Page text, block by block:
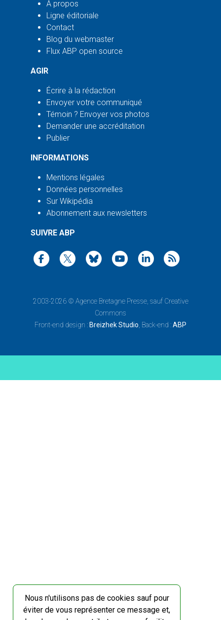
Nous n'utilisons pas de cookies sauf pour
éviter de vous représenter ce message et,
À propos
Ligne éditoriale
Contact
Blog du webmaster
Flux ABP open source
AGIR
Écrire à la rédaction
Envoyer votre communiqué
Témoin ? Envoyer vos photos
Demander une accréditation
Publier
INFORMATIONS
Mentions légales
Données personnelles
Sur Wikipédia
Abonnement aux newsletters
SUIVRE ABP
2003-2026 © Agence Bretagne Presse, sauf Creative
Commons
Front-end design : Breizhek Studio, Back-end :ABP